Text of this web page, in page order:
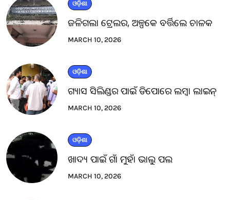
ଓଡ଼ିଶା
ଜଳିଗଲା ଟ୍ରେଲର, ଅଳ୍ପକେ ବର୍ତ୍ତିଲେ ଚାଳକ
MARCH 10, 2026
ଓଡ଼ିଶା
ଗ୍ୟାସ ସିଲିଣ୍ଡର ପାଇଁ ଡିପୋରେ ଲମ୍ବା ଲାଇନ୍
MARCH 10, 2026
ଓଡ଼ିଶା
ଖାଦ୍ୟ ପାଇଁ ଗାଁ ମୁହାଁ ଭାଲୁ ପଲ
MARCH 10, 2026